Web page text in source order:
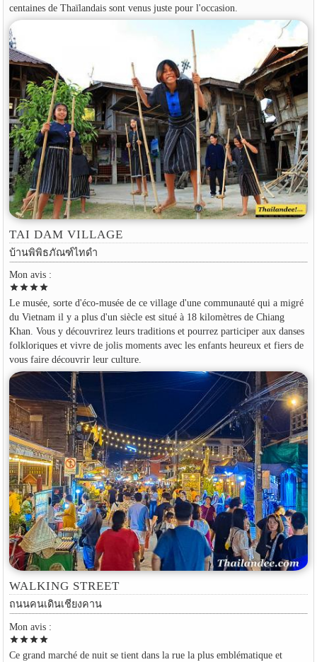
centaines de Thaïlandais sont venus juste pour l'occasion.
TAI DAM VILLAGE
บ้านพิพิธภัณฑ์ไทดำ
Mon avis :
starstarstarstar
Le musée, sorte d'éco-musée de ce village d'une communauté qui a migré
du Vietnam il y a plus d'un siècle est situé à 18 kilomètres de Chiang
Khan. Vous y découvrirez leurs traditions et pourrez participer aux danses
folkloriques et vivre de jolis moments avec les enfants heureux et fiers de
vous faire découvrir leur culture.
WALKING STREET
ถนนคนเดินเชียงคาน
Mon avis :
starstarstarstar
Ce grand marché de nuit se tient dans la rue la plus emblématique et